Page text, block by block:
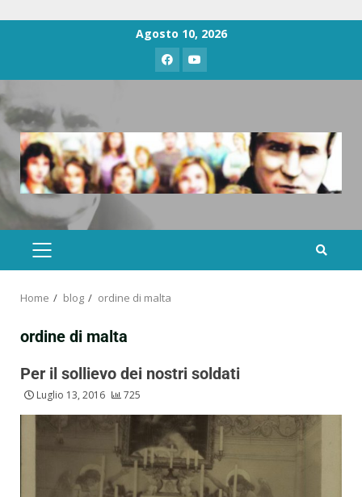
Agosto 10, 2026
Home blog ordine di malta
ordine di malta
Per il sollievo dei nostri soldati
Luglio 13, 2016 725